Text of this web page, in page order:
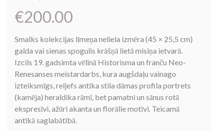
€200.00
Smalks kolekcijas līmeņa neliela izmēra (45 × 25,5 cm)
galda vai sienas spogulis krāšņā lietā misiņa ietvarā.
Izcils 19. gadsimta vēlīnā Historisma un franču Neo-
Renesanses meistardarbs, kura augšdaļu vainago
izteiksmīgs, reljefs antīka stila dāmas profila portrets
(kamēja) heraldika rāmī, bet pamatni un sānus rotā
ekspresīvi, ažūri akanta un florālie motīvi. Teicamā
antīkā saglabātībā.